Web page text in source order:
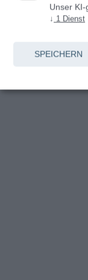
Unser KI-
↓ 1 Dienst
SPEICHERN